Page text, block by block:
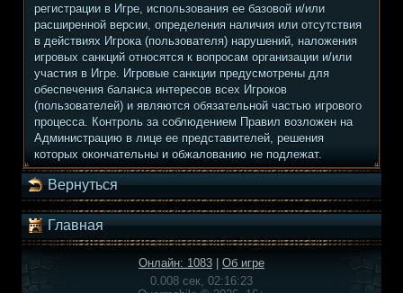
регистрации в Игре, использования ее базовой и/или
расширенной версии, определения наличия или отсутствия
в действиях Игрока (пользователя) нарушений, наложения
игровых санкций относятся к вопросам организации и/или
участия в Игре. Игровые санкции предусмотрены для
обеспечения баланса интересов всех Игроков
(пользователей) и являются обязательной частью игрового
процесса. Контроль за соблюдением Правил возложен на
Администрацию в лице ее представителей, решения
которых окончательны и обжалованию не подлежат.
Вернуться
Главная
Онлайн: 1083
Об игре
0.008 сек, 02:16:23